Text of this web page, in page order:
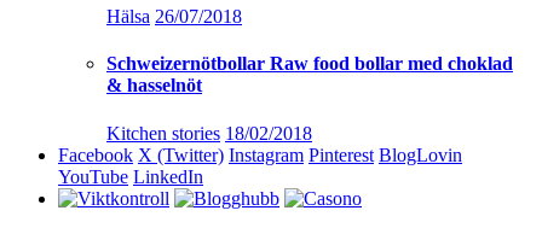
Hälsa 26/07/2018
Schweizernötbollar Raw food bollar med choklad
& hasselnöt
Kitchen stories 18/02/2018
Facebook X (Twitter) Instagram Pinterest BlogLovin
YouTube LinkedIn